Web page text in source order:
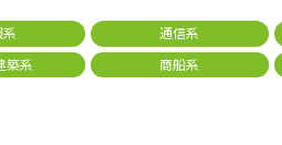
通信系
築系 商船系